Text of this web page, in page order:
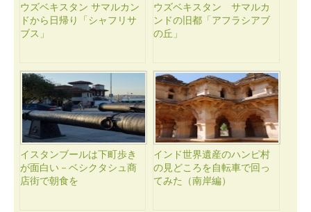
ウズベキスタン サマルカン
ドから日帰り「シャフリサ
ブス」
ウズベキスタン サマルカ
ンドの旧都「アフラシアブ
の丘」
イスタンブールは下町歩き
が面白い－ベシクタシュ商
店街で朝食を
インド世界遺産のハンピ村
の見どころを自転車で回っ
てみた（南岸編）